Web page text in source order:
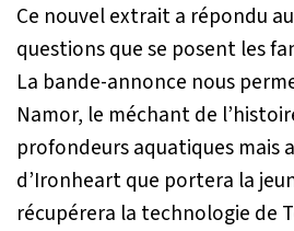
Ce nouvel extrait a répondu
questions que se posent les
La bande-annonce nous
Namor, le méchant de
profondeurs aquatiques mais
d’Ironheart que portera la
récupérera la technologie de